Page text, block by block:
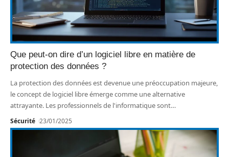
Que peut-on dire d’un logiciel libre en matière de
protection des données ?
La protection des données est devenue une préoccupation majeure,
le concept de logiciel libre émerge comme une alternative
attrayante. Les professionnels de l'informatique sont…
Sécurité 23/01/2025